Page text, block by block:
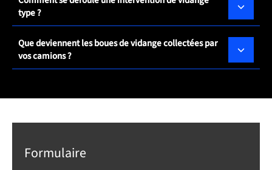
type ?
Que deviennent les boues de vidange collectées par
vos camions ?
Formulaire